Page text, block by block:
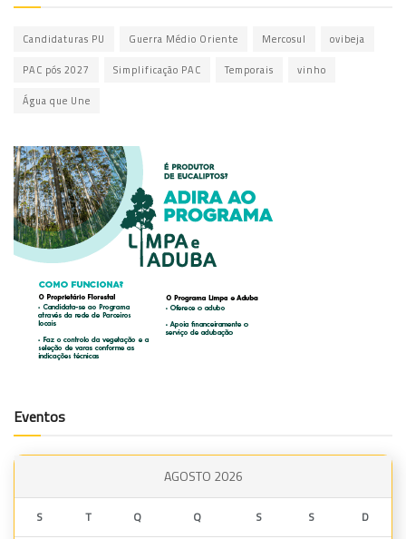
Candidaturas PU Guerra Médio Oriente Mercosul ovibeja
PAC pós 2027 Simplificação PAC Temporais vinho
Água que Une
Eventos
AGOSTO 2026
S T Q Q S S D